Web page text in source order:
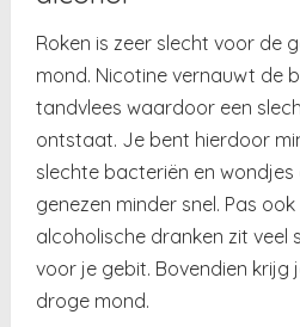
Roken is zeer slecht voor de
mond. Nicotine vernauwt de
tandvlees waardoor een
ontstaat. Je bent hierdoor
slechte bacteriën en
genezen minder snel. Pas
alcoholische dranken zit veel
voor je gebit. Bovendien krijg
droge mond.